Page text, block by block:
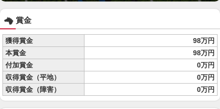
賞金
獲得賞金
98万円
本賞金
98万円
付加賞金
0万円
収得賞金（平地）
0万円
収得賞金（障害）
0万円